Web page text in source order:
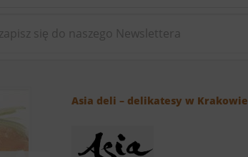
Asia deli – delikatesy w Krakowie